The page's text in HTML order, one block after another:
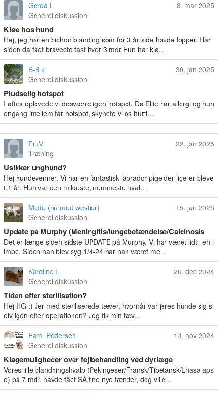
Gerda L
Generel diskussion
8. mar 2025
Kløe hos hund
Hej, jeg har en bichon blanding som for 3 år side havde lopper. Har
siden da fået bravecto fast hver 3 mdr Hun har klø...
B-B <
Generel diskussion
30. jan 2025
Pludselig hotspot
I aftes oplevede vi desværre igen hotspot. Da Ellie har allergi og hun
engang imellem får hotspot, skyndte vi os hurti...
FruV
Træning
22. jan 2025
Usikker unghund?
Hej hundevenner. Vi har en fantastisk labrador pige der lige er bleve
t 1 år. Hun var den mildeste, nemmeste hval...
Mette (nu med westier)
Generel diskussion
15. jan 2025
Update på Murphy (Meningitis/lungebetændelse/Calcinosis
Cutis)
Det er længe siden sidste UPDATE på Murphy. Vi har været lidt i en l
imbo. Siden han blev syg 1/4-24 har han været me...
Karoline L
Generel diskussion
20. dec 2024
Tiden efter sterilisation?
Hej HG :) Jer med steriliserede tæver, hvornår var jeres hunde sig s
elv igen efter operationen? Jeg fik min tæv...
Fam. Pedersen
Generel diskussion
14. nov 2024
Klagemuligheder over fejlbehandling ved dyrlæge
Vores lille blandningshvalp (Pekingeser/Fransk/Tibetansk/Lhasa aps
o) på 7 mdr. havde fået SÅ fine nye tænder, dog ville...